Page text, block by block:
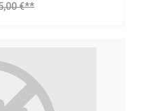
€**